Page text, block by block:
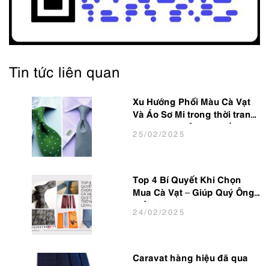
Tin tức liên quan
Xu Hướng Phối Màu Cà Vạt
Và Áo Sơ Mi trong thời trang
25/02/2025
Top 4 Bí Quyết Khi Chọn
Mua Cà Vạt – Giúp Quý Ông
24/02/2025
Caravat hàng hiệu đã qua